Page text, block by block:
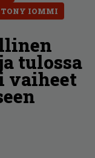
TONY IOMMI
tulossa
vaiheet